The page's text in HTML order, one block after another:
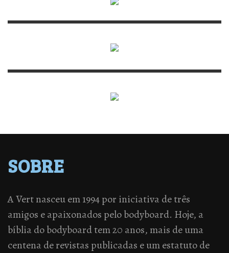
SOBRE
A Vert nasceu em 1994 por iniciativa de três
amigos e apaixonados pelo bodyboard. Hoje, a
bíblia do bodyboard tem 20 anos, mais de uma
centena de revistas publicadas e um estatuto de